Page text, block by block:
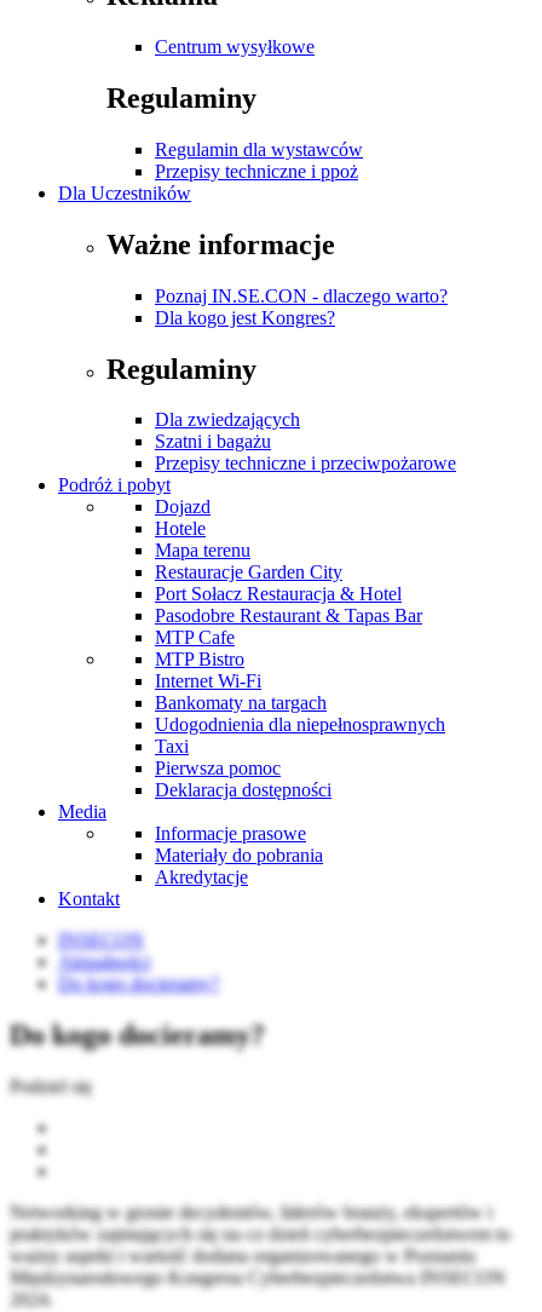
Centrum wysyłkowe
Regulaminy
Regulamin dla wystawców
Przepisy techniczne i ppoż
Dla Uczestników
Ważne informacje
Poznaj IN.SE.CON - dlaczego warto?
Dla kogo jest Kongres?
Regulaminy
Dla zwiedzających
Szatni i bagażu
Przepisy techniczne i przeciwpożarowe
Podróż i pobyt
Dojazd
Hotele
Mapa terenu
Restauracje Garden City
Port Sołacz Restauracja & Hotel
Pasodobre Restaurant & Tapas Bar
MTP Cafe
MTP Bistro
Internet Wi-Fi
Bankomaty na targach
Udogodnienia dla niepełnosprawnych
Taxi
Pierwsza pomoc
Deklaracja dostępności
Media
Informacje prasowe
Materiały do pobrania
Akredytacje
Kontakt
INSECON
Aktualności
Do kogo docieramy?
Do kogo docieramy?
Podziel się
Networking w gronie decydentów, liderów branży, ekspertów i
praktyków zajmujących się na co dzień cyberbezpieczeństwem to
ważny aspekt i wartość dodana organizowanego w Poznaniu
Międzynarodowego Kongresu Cyberbezpieczeństwa INSECON
2024.